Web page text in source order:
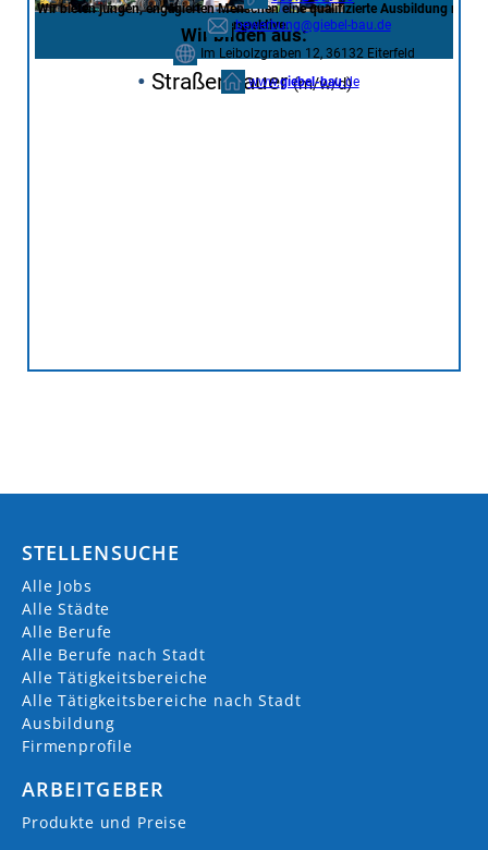
STELLENSUCHE
Alle Jobs
Alle Städte
Alle Berufe
Alle Berufe nach Stadt
Alle Tätigkeitsbereiche
Alle Tätigkeitsbereiche nach Stadt
Ausbildung
Firmenprofile
ARBEITGEBER
Produkte und Preise